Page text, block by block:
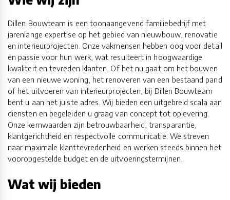
Dillen Bouwteam is een toonaangevend familiebedrijf met
jarenlange expertise op het gebied van nieuwbouw, renovatie
en interieurprojecten. Onze vakmensen hebben oog voor detail
en passie voor hun werk, wat resulteert in hoogwaardige
kwaliteit en tevreden klanten. Of het nu gaat om het bouwen
van een nieuwe woning, het renoveren van een bestaand pand
of het uitvoeren van interieurprojecten, bij Dillen Bouwteam
bent u aan het juiste adres. Wij bieden een uitgebreid scala aan
diensten en begeleiden u graag van concept tot oplevering.
Onze kernwaarden zijn betrouwbaarheid, transparantie,
klantgerichtheid en respectvolle communicatie. We streven
naar maximale klanttevredenheid en werken steeds binnen het
vooropgestelde budget en de uitvoeringstermijnen.
Wat wij bieden